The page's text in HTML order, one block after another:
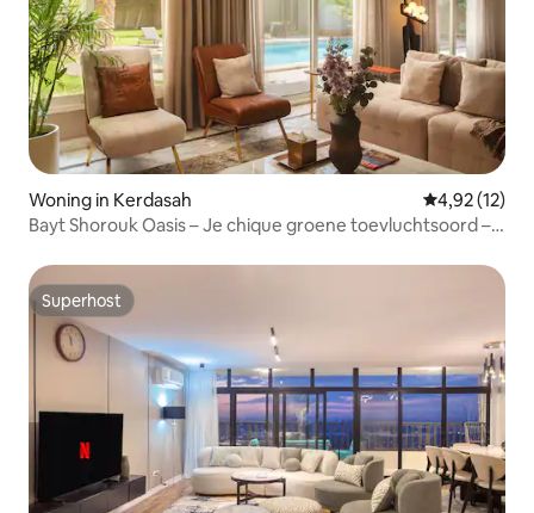
Woning in Kerdasah Gemiddelde
4,92 (12)
Bayt Shorouk Oasis – Je chique groene toevluchtsoord –
Superhost
Superhost